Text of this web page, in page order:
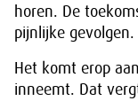
horen. De
pijnlijke gevolgen.
Het komt erop
inneemt. Dat